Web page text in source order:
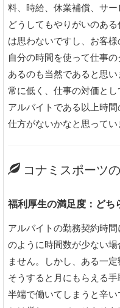
料、時給、休業補償、サー
どうしてもやりがいのあ
は思わないですし、お客様
自分の時間を使って仕事
あるのも当然であると思
常に低く、仕事の対価とし
アルバイトである以上時
仕方がないかなと思ってい
コナミスポーツ
福利厚生の満足度：どち
アルバイトの勤務契約時
のように時間数が少ない
ません。しかし、ある一
そうすると月にもらえる
半端で働いてしまうと辛